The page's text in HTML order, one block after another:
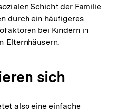
Schicht der Familie
durch ein häufigeres
bei Kindern in
Elternhäusern.
sich
also eine einfache